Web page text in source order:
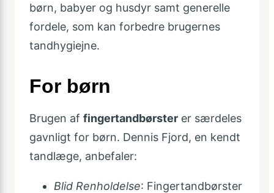
børn, babyer og husdyr samt generelle
fordele, som kan forbedre brugernes
tandhygiejne.
For børn
Brugen af fingertandbørster er særdeles
gavnligt for børn. Dennis Fjord, en kendt
tandlæge, anbefaler:
Blid Renholdelse: Fingertandbørster